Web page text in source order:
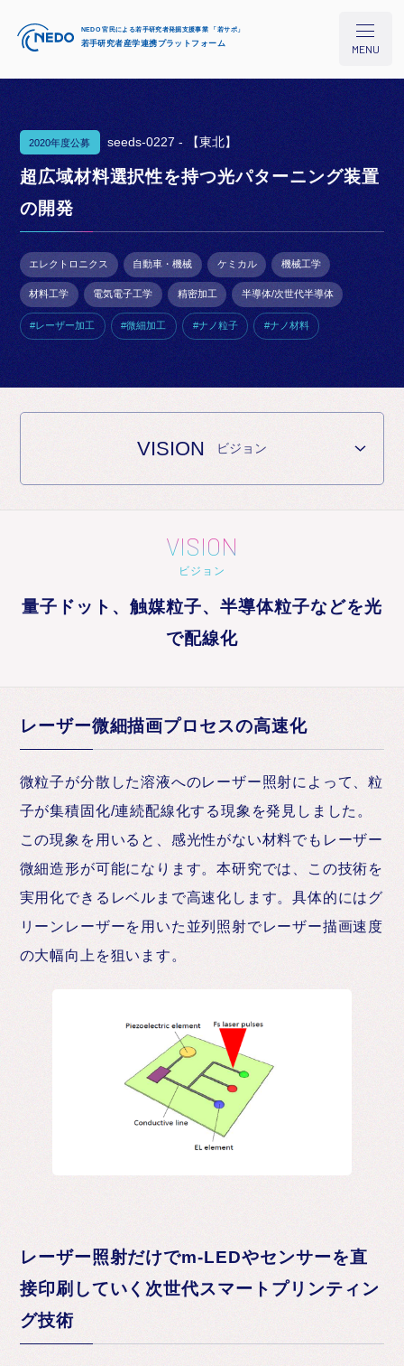
NEDO 官民による若手研究者発掘支援事業 「若サポ」
若手研究者産学連携プラットフォーム MENU
本プロジェクトについて
研究シーズ検索
イベント/セミナー
コラム
お知らせ
2020年度公募 seeds-0227 -【東北】
超広域材料選択性を持つ光パターニング装置
の開発
エレクトロニクス 自動車・機械 ケミカル 機械工学
材料工学 電気電子工学 精密加工 半導体/次世代半導体
#レーザー加工 #微細加工 #ナノ粒子 #ナノ材料
VISION ビジョン
VISION
ビジョン
量子ドット、触媒粒子、半導体粒子などを光
で配線化
レーザー微細描画プロセスの高速化
微粒子が分散した溶液へのレーザー照射によって、粒
子が集積固化/連続配線化する現象を発見しました。
この現象を用いると、感光性がない材料でもレーザー
微細造形が可能になります。本研究では、この技術を
実用化できるレベルまで高速化します。具体的にはグ
リーンレーザーを用いた並列照射でレーザー描画速度
の大幅向上を狙います。
レーザー照射だけでm-LEDやセンサーを直
接印刷していく次世代スマートプリンティン
グ技術